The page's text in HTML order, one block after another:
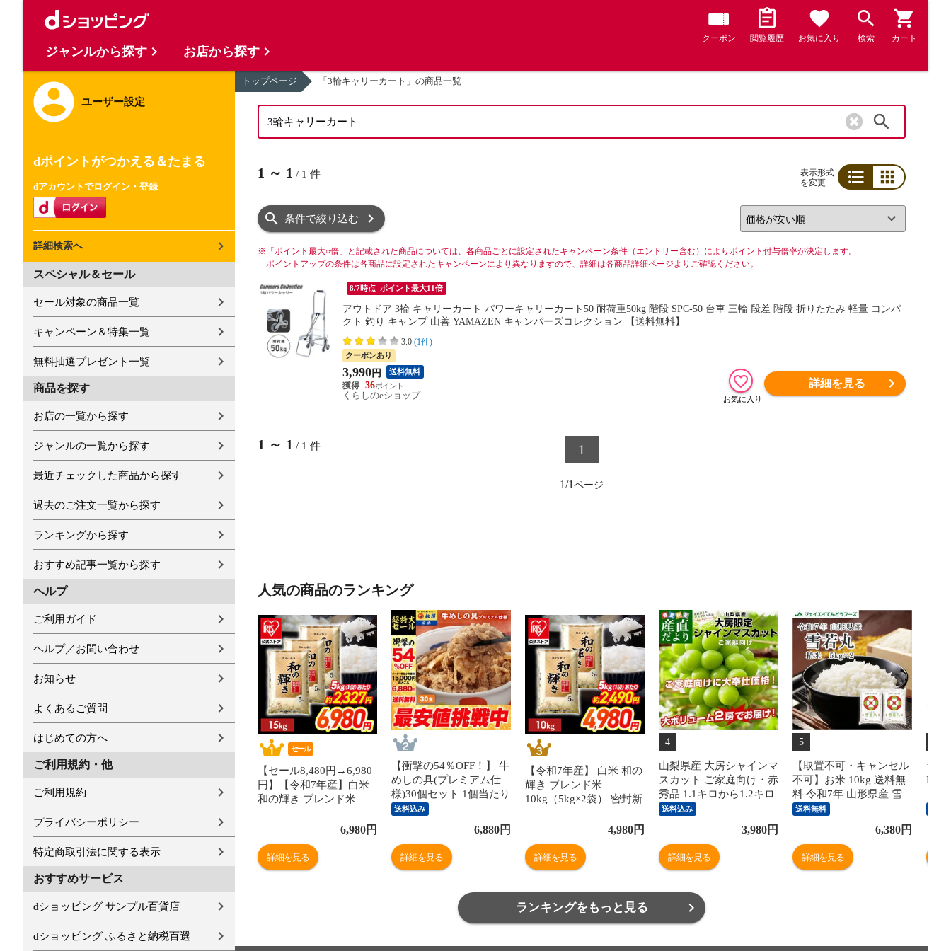
クーポン 閲覧履歴 お気に入り 検索 カート
ユーザー設定
dポイントがつかえる＆たまる
dアカウントでログイン・登録
詳細検索へ
スペシャル＆セール
セール対象の商品一覧
キャンペーン＆特集一覧
無料抽選プレゼント一覧
商品を探す
お店の一覧から探す
ジャンルの一覧から探す
最近チェックした商品から探す
過去のご注文一覧から探す
ランキングから探す
おすすめ記事一覧から探す
ヘルプ
ご利用ガイド
ヘルプ／お問い合わせ
お知らせ
よくあるご質問
はじめての方へ
ご利用規約・他
ご利用規約
プライバシーポリシー
特定商取引法に関する表示
おすすめサービス
dショッピング サンプル百貨店
dショッピング ふるさと納税百選
トップページ 「3輪キャリーカート」の商品一覧
1 ～ 1 / 1 件
表示形式
を変更
条件で絞り込む
※ 「ポイント最大○倍」と記載された商品については、各商品ごとに設定されたキャンペーン条件（エントリー含む）によりポイント付与倍率が決定します。
ポイントアップの条件は各商品に設定されたキャンペーンにより異なりますので、詳細は各商品詳細ページよりご確認ください。
8/7時点_ポイント最大11倍
アウトドア 3輪 キャリーカート パワーキャリーカート50 耐荷重50kg 階段 SPC-50 台車 三輪 段差 階段 折りたたみ 軽量 コンパ
クト 釣り キャンプ 山善 YAMAZEN キャンパーズコレクション 【送料無料】
3.0 (1件)
クーポンあり
3,990 円 送料無料
36
くらしのeショップ
詳細を見る
1 ～ 1 / 1 件 1
1/1
人気の商品のランキング
セール
【セール8,480円→6,980
円】【令和7年産】白米
和の輝き ブレンド米
酸素剤入り 米 お米 低温
製法米 アイリスオーヤマ
[食品]
6,980円
詳細を見る
【衝撃の54％OFF！】 牛
めしの具(プレミアム仕
様)30個セット 1個当たり
たっぷり135g 冷凍食品
松屋牛丼 当店のイチオシ
送料込み
6,880円
詳細を見る
【令和7年産】 白米 和の
輝き ブレンド米
10kg（5kg×2袋） 密封新
米 お米 低温製法米 アイ
リスオーヤマ [食品]
4,980円
詳細を見る
4
山梨県産 大房シャインマ
スカット ご家庭向け・赤
秀品 1.1キロから1.2キロ
前後（2房）送料無料 ぶ
どう ブドウ 種なしぶど
う 葡萄 ※クール便
送料込み
3,980円
詳細を見る
5
【取置不可・キャンセル
不可】お米 10kg 送料無
料 令和7年 山形県産 雪
若丸 10kg(5kg×2) 精米 米
コメ rts1007 沖縄・一部
送料無料
6,380円
詳細を見る
★送
ランキングをもっと見る
ジャンルから探す お店から探す